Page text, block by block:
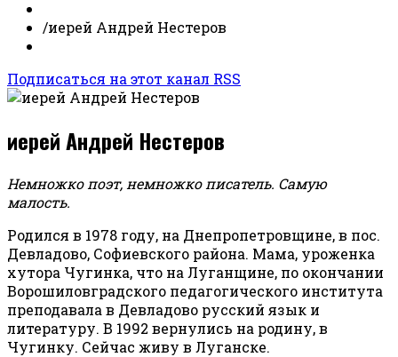
/иерей Андрей Нестеров
Подписаться на этот канал RSS
иерей Андрей Нестеров
Немножко поэт, немножко писатель. Самую
малость.
Родился в 1978 году, на Днепропетровщине, в пос.
Девладово, Софиевского района. Мама, уроженка
хутора Чугинка, что на Луганщине, по окончании
Ворошиловградского педагогического института
преподавала в Девладово русский язык и
литературу. В 1992 вернулись на родину, в
Чугинку. Сейчас живу в Луганске.